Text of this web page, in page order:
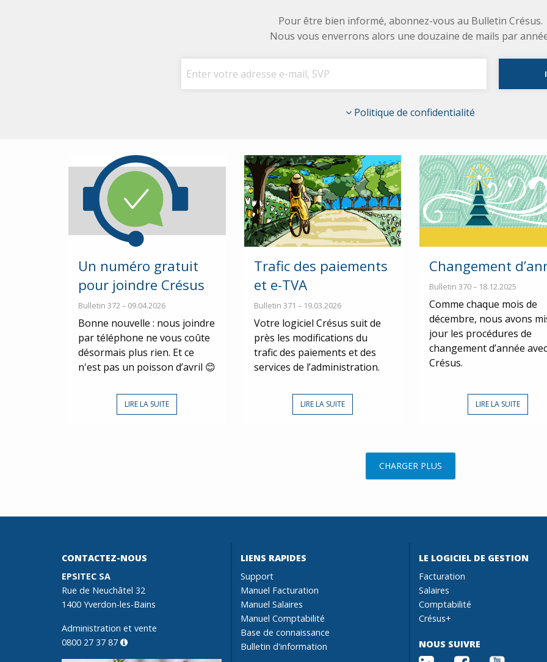
Pour être bien informé, abonnez-vous au Bulletin Crésus.
Nous vous enverrons alors une douzaine de mails par
Politique de confidentialité
Un numéro gratuit
pour joindre Crésus
Bulletin 372 – 09.04.2026
Bonne nouvelle : nous joindre
par téléphone ne vous coûte
désormais plus rien. Et ce
n'est pas un poisson d’avril 😊
LIRE LA SUITE
Trafic des paiements
et e-TVA
Bulletin 371 – 19.03.2026
Votre logiciel Crésus suit de
près les modifications du
trafic des paiements et des
services de l’administration.
LIRE LA SUITE
Changement
Bulletin 370 – 18.12.2025
Comme chaque mois de
décembre, nous avons
jour les procédures de
changement d’année avec
Crésus.
LIRE LA SUITE
CHARGER PLUS
CONTACTEZ-NOUS
EPSITEC SA
Rue de Neuchâtel 32
1400 Yverdon-les-Bains
Administration et vente
0800 27 37 87
LIENS RAPIDES
Support
Manuel Facturation
Manuel Salaires
Manuel Comptabilité
Base de connaissance
Bulletin d'information
LE LOGICIEL DE GESTION
Facturation
Salaires
Comptabilité
Crésus+
NOUS SUIVRE